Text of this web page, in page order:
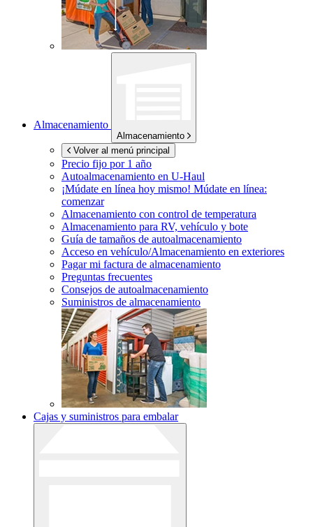
Almacenamiento
Almacenamiento
Volver al menú principal
Precio fijo por 1 año
Autoalmacenamiento en U-Haul
¡Múdate en línea hoy mismo! Múdate en línea:
comenzar
Almacenamiento con control de temperatura
Almacenamiento para RV, vehículo y bote
Guía de tamaños de autoalmacenamiento
Acceso en vehículo/Almacenamiento en exteriores
Pagar mi factura de almacenamiento
Preguntas frecuentes
Consejos de autoalmacenamiento
Suministros de almacenamiento
Cajas y suministros para embalar